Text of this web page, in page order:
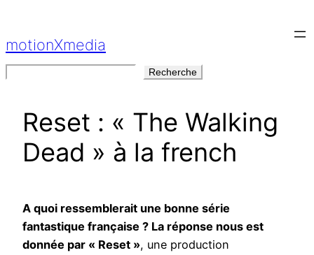
contenu
motionXmedia
Recherche
Reset : « The Walking
Dead » à la french
A quoi ressemblerait une bonne série
fantastique française ? La réponse nous est
donnée par « Reset », une production